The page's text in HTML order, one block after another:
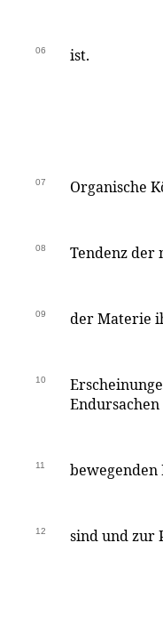
06 ist.
07 Organische
08 Tendenz der
09 der Materie
10
Endursachen
11
12 sind und zur